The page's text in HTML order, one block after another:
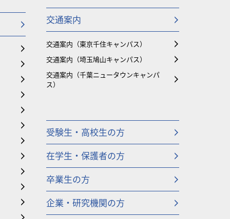
交通案内
交通案内（東京千住キャンパス）
交通案内（埼玉鳩山キャンパス）
交通案内（千葉ニュータウンキャンパ
ス）
受験生・高校生の方
在学生・保護者の方
卒業生の方
企業・研究機関の方